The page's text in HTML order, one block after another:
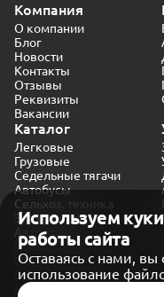
Используем
работы сайта
Оставаясь с нами, вы
использование
Компания
О компании
Блог
Новости
Контакты
Отзывы
Реквизиты
Вакансии
Каталог
Легковые
Грузовые
Седельные тягачи
Автобусы
Сельхоз. техника
Экскаваторы
Автокраны
Политика
Обработка
Согласие на обработку в
Карта сайта